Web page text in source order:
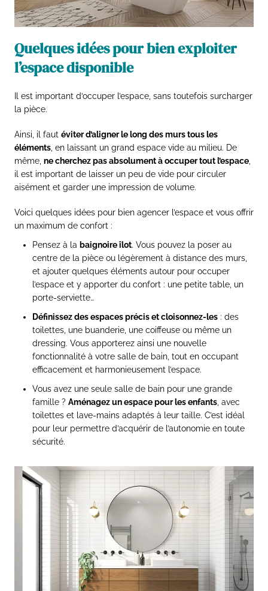
Quelques idées pour bien exploiter
l’espace disponible
Il est important d’occuper l’espace, sans toutefois surcharger
la pièce.
Ainsi, il faut éviter d’aligner le long des murs tous les
éléments , en laissant un grand espace vide au milieu. De
même, ne cherchez pas absolument à occuper tout l’espace
il est important de laisser un peu de vide pour circuler
aisément et garder une impression de volume.
Voici quelques idées pour bien agencer l’espace et vous offrir
un maximum de confort :
Pensez à la baignoire îlot. Vous pouvez la poser au
centre de la pièce ou légèrement à distance des murs,
et ajouter quelques éléments autour pour occuper
l’espace et y apporter du confort : une petite table, un
porte-serviette…
Définissez des espaces précis et cloisonnez-les : des
toilettes, une buanderie, une coiffeuse ou même un
dressing. Vous apporterez ainsi une nouvelle
fonctionnalité à votre salle de bain, tout en occupant
efficacement et harmonieusement l’espace.
Vous avez une seule salle de bain pour une grande
famille ? Aménagez un espace pour les enfants , avec
toilettes et lave-mains adaptés à leur taille. C’est idéal
pour leur permettre d’acquérir de l’autonomie en toute
sécurité.